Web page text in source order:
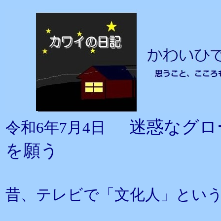
令和6年7月4日
迷惑なグ
を願う
昔、テレビで「文化人」とい